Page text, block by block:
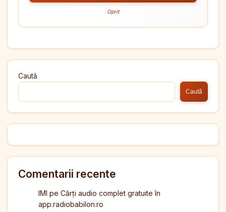
Oprit
Caută
Caută
Comentarii recente
IMI pe Cărți audio complet gratuite în
app.radiobabilon.ro